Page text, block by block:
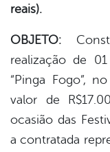
reais).
OBJETO:
realização de
“Pinga Fogo”,
valor de
ocasião das
a contratada